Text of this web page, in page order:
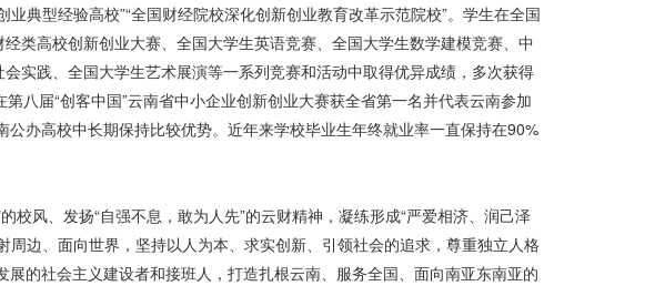
典型经验高校”“全国财经院校深化创新创业教育改革示范院校”。学生在全国
类高校创新创业大赛、全国大学生英语竞赛、全国大学生数学建模竞赛、中
实践、全国大学生艺术展演等一系列竞赛和活动中取得优异成绩，多次获得
八届“创客中国”云南省中小企业创新创业大赛获全省第一名并代表云南参加
办高校中长期保持比较优势。近年来学校毕业生年终就业率一直保持在90%
校风、发扬“自强不息，敢为人先”的云财精神，凝练形成“严爱相济、润己泽
周边、面向世界，坚持以人为本、求实创新、引领社会的追求，尊重独立人格
的社会主义建设者和接班人，打造扎根云南、服务全国、面向南亚东南亚的